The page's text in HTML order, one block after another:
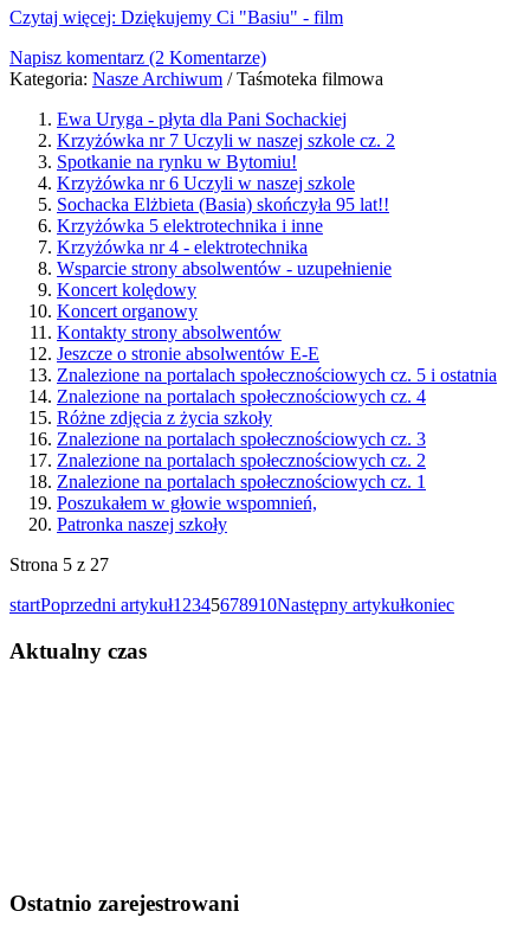
Czytaj więcej: Dziękujemy Ci "Basiu" - film
Napisz komentarz (2 Komentarze)
Kategoria: Nasze Archiwum /Taśmoteka filmowa
Ewa Uryga - płyta dla Pani Sochackiej
Krzyżówka nr 7 Uczyli w naszej szkole cz. 2
Spotkanie na rynku w Bytomiu!
Krzyżówka nr 6 Uczyli w naszej szkole
Sochacka Elżbieta (Basia) skończyła 95 lat!!
Krzyżówka 5 elektrotechnika i inne
Krzyżówka nr 4 - elektrotechnika
Wsparcie strony absolwentów - uzupełnienie
Koncert kolędowy
Koncert organowy
Kontakty strony absolwentów
Jeszcze o stronie absolwentów E-E
Znalezione na portalach społecznościowych cz. 5 i ostatnia
Znalezione na portalach społecznościowych cz. 4
Różne zdjęcia z życia szkoły
Znalezione na portalach społecznościowych cz. 3
Znalezione na portalach społecznościowych cz. 2
Znalezione na portalach społecznościowych cz. 1
Poszukałem w głowie wspomnień,
Patronka naszej szkoły
Strona 5 z 27
startPoprzedni artykuł1 2345678910Następny artykułkoniec
Aktualny czas
Ostatnio zarejestrowani